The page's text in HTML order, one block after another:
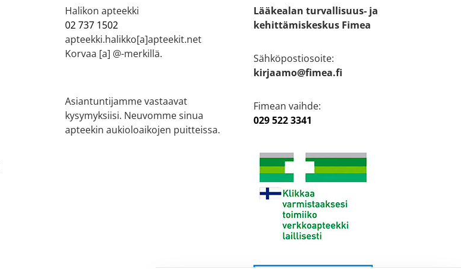
Halikon apteekki
02 737 1502
apteekki.halikko[a]apteekit.net
Korvaa [a] @-merkillä.
Asiantuntijamme vastaavat
kysymyksiisi. Neuvomme sinua
apteekin aukioloaikojen puitteissa.
Lääkealan turvallisuus- ja
kehittämiskeskus Fimea
Sähköpostiosoite:
kirjaamo@fimea.fi
Fimean vaihde:
029 522 3341